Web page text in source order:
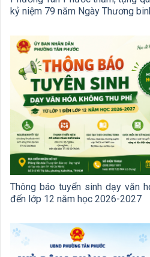
kỷ niệm 79 năm Ngày Thương
Thông báo tuyển sinh dạy văn
đến lớp 12 năm học 2026-2027